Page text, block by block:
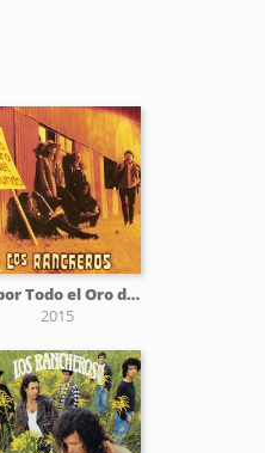
Ni por Todo el Oro del Mundo
2015